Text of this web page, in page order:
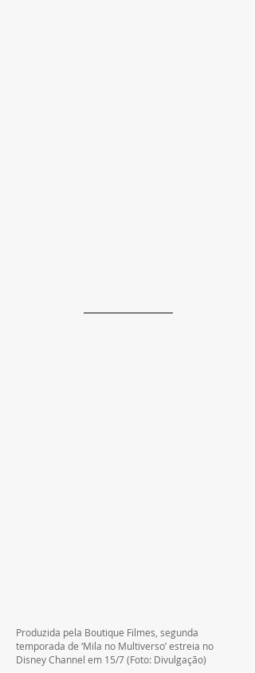
Produzida pela Boutique Filmes, segunda
temporada de ‘Mila no Multiverso’ estreia no
Disney Channel em 15/7 (Foto: Divulgação)